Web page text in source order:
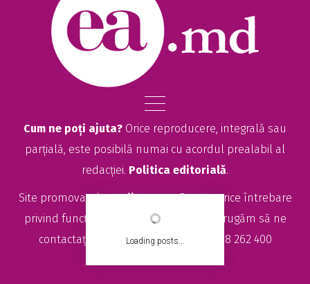
Loading posts...
Cum ne poți ajuta? Orice reproducere, integrală sau
parțială, este posibilă numai cu acordul prealabil al
redacției. Politica editorială.
Site promovat deseolitte.com. Pentru orice întrebare
privind funcționarea site-ului EA.md, vă rugăm să ne
contactați la
sales@ea.mdsau +373 78 262 400